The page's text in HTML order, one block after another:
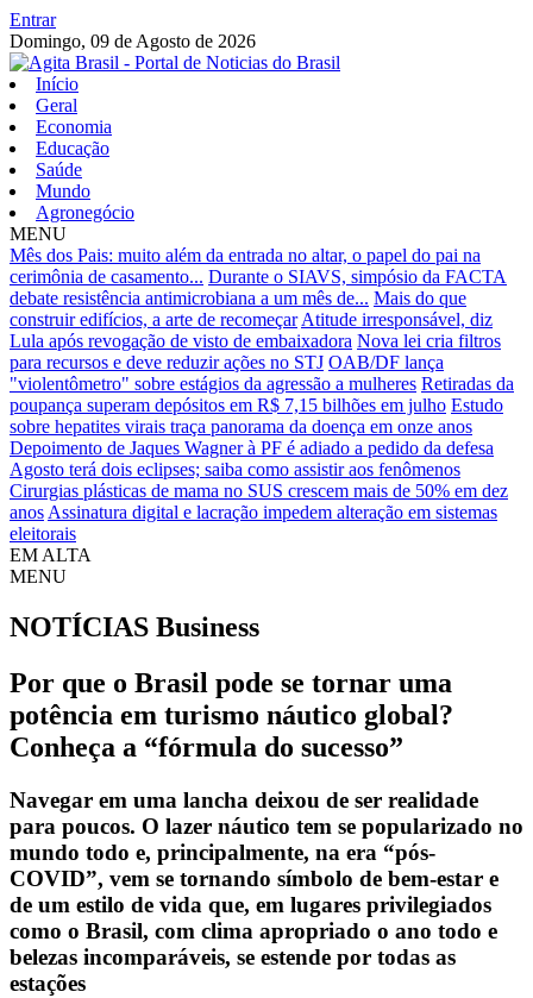
Entrar
Domingo, 09 de Agosto de 2026
Início
Geral
Economia
Educação
Saúde
Mundo
Agronegócio
MENU
Mês dos Pais: muito além da entrada no altar, o papel do pai na
cerimônia de casamento... Durante o SIAVS, simpósio da FACTA
debate resistência antimicrobiana a um mês de... Mais do que
construir edifícios, a arte de recomeçar Atitude irresponsável, diz
Lula após revogação de visto de embaixadora Nova lei cria filtros
para recursos e deve reduzir ações no STJ OAB/DF lança
"violentômetro" sobre estágios da agressão a mulheres Retiradas da
poupança superam depósitos em R$ 7,15 bilhões em julho Estudo
sobre hepatites virais traça panorama da doença em onze anos
Depoimento de Jaques Wagner à PF é adiado a pedido da defesa
Agosto terá dois eclipses; saiba como assistir aos fenômenos
Cirurgias plásticas de mama no SUS crescem mais de 50% em dez
anos Assinatura digital e lacração impedem alteração em sistemas
eleitorais
EM ALTA
MENU
NOTÍCIAS Business
Por que o Brasil pode se tornar uma
potência em turismo náutico global?
Conheça a “fórmula do sucesso”
Navegar em uma lancha deixou de ser realidade
para poucos. O lazer náutico tem se popularizado no
mundo todo e, principalmente, na era “pós-
COVID”, vem se tornando símbolo de bem-estar e
de um estilo de vida que, em lugares privilegiados
como o Brasil, com clima apropriado o ano todo e
belezas incomparáveis, se estende por todas as
estações